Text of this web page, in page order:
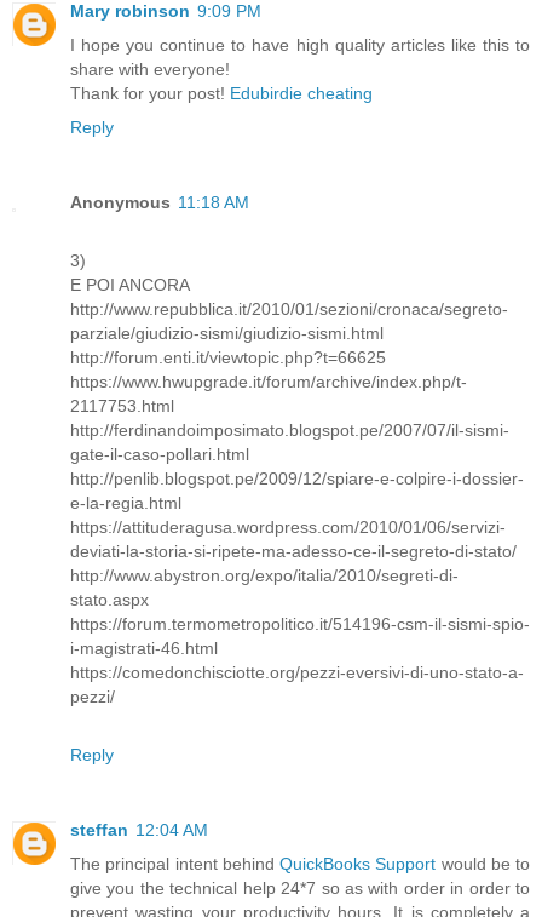
Mary robinson 9:09 PM
I hope you continue to have high quality articles like this to
share with everyone!
Thank for your post! Edubirdie cheating
Reply
Anonymous 11:18 AM
3)
E POI ANCORA
http://www.repubblica.it/2010/01/sezioni/cronaca/segreto-
parziale/giudizio-sismi/giudizio-sismi.html
http://forum.enti.it/viewtopic.php?t=66625
https://www.hwupgrade.it/forum/archive/index.php/t-
2117753.html
http://ferdinandoimposimato.blogspot.pe/2007/07/il-sismi-
gate-il-caso-pollari.html
http://penlib.blogspot.pe/2009/12/spiare-e-colpire-i-dossier-
e-la-regia.html
https://attituderagusa.wordpress.com/2010/01/06/servizi-
deviati-la-storia-si-ripete-ma-adesso-ce-il-segreto-di-stato/
http://www.abystron.org/expo/italia/2010/segreti-di-
stato.aspx
https://forum.termometropolitico.it/514196-csm-il-sismi-spio-
i-magistrati-46.html
https://comedonchisciotte.org/pezzi-eversivi-di-uno-stato-a-
pezzi/
Reply
steffan 12:04 AM
The principal intent behind QuickBooks Support would be to
give you the technical help 24*7 so as with order in order to
prevent wasting your productivity hours. It is completely a